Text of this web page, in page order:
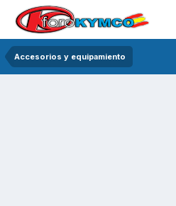
Accesorios y equipamiento